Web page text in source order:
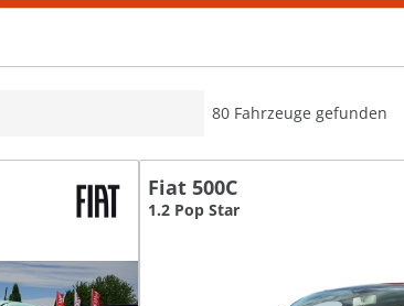
80 Fahrzeuge gefunden
Fiat 500C
1.2 Pop Star